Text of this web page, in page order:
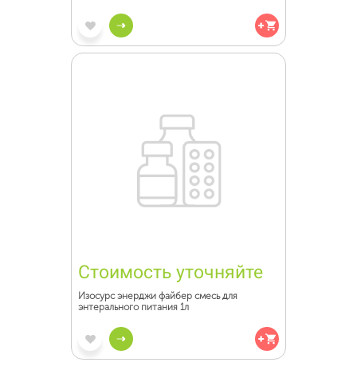
Стоимость уточняйте
Изосурс энерджи файбер смесь для
энтерального питания 1л